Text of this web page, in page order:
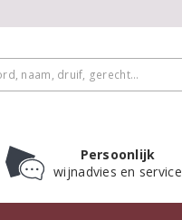
Persoonlijk
wijnadvies en service